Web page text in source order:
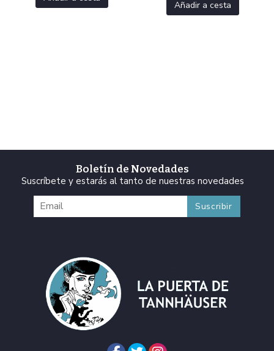
Añadir a cesta
Boletín de Novedades
Suscríbete y estarás al tanto de nuestras novedades